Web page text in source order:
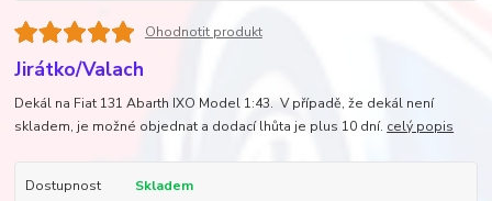
Ohodnotit produkt
Jirátko/Valach
Dekál na Fiat 131 Abarth IXO Model 1:43. V případě, že dekál není
skladem, je možné objednat a dodací lhůta je plus 10 dní. celý popis
Dostupnost Skladem